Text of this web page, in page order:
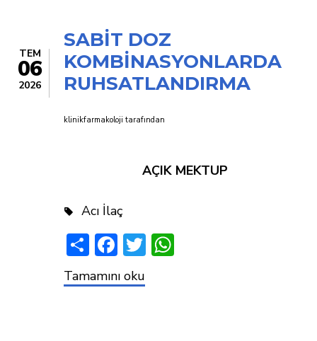
TEM
06
2026
SABİT DOZ
KOMBİNASYONLARDA
RUHSATLANDIRMA
klinikfarmakoloji tarafından
AÇIK MEKTUP
Acı İlaç
ShareFacebook
Twitter
SABİT
DOZ
Tamamını oku